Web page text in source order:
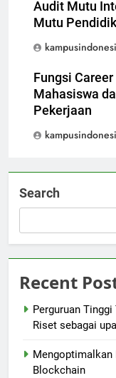
Audit Mutu
Mutu
Fungsi
Mahasiswa
Pekerjaan
Search
Recent
Perguruan
Riset sebagai
Mengoptimalkan
Blockchain